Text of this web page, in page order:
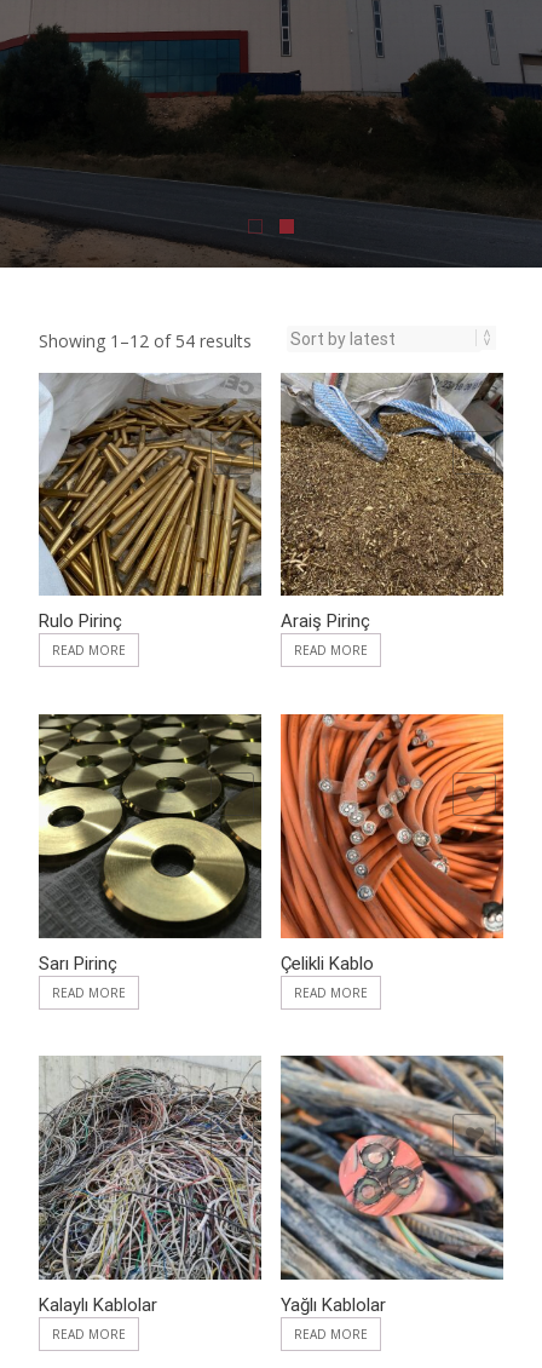
Showing 1–12 of 54 results
Rulo Pirinç
READ MORE
ADD TO WISHLIST
Araiş Pirinç
READ MORE
ADD TO WISHLIST
Sarı Pirinç
READ MORE
ADD TO WISHLIST
Çelikli Kablo
READ MORE
ADD TO WISHLIST
Kalaylı Kablolar
READ MORE
ADD TO WISHLIST
Yağlı Kablolar
READ MORE
ADD TO WISHLIST